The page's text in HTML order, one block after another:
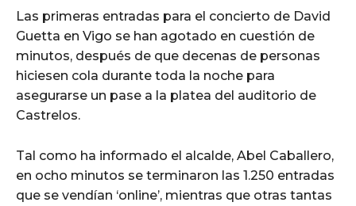
Las primeras entradas para el concierto de David
Guetta en Vigo se han agotado en cuestión de
minutos, después de que decenas de personas
hiciesen cola durante toda la noche para
asegurarse un pase a la platea del auditorio de
Castrelos.
Tal como ha informado el alcalde, Abel Caballero,
en ocho minutos se terminaron las 1.250 entradas
que se vendían ‘online’, mientras que otras tantas